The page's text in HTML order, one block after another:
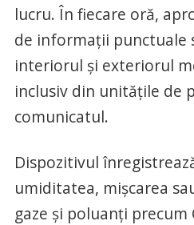
lucru. În fiecare oră,
de informații punctuale
interiorul și exteriorul
inclusiv din unitățile de
comunicatul.
Dispozitivul
umiditatea, mișcarea
gaze și poluanți precum